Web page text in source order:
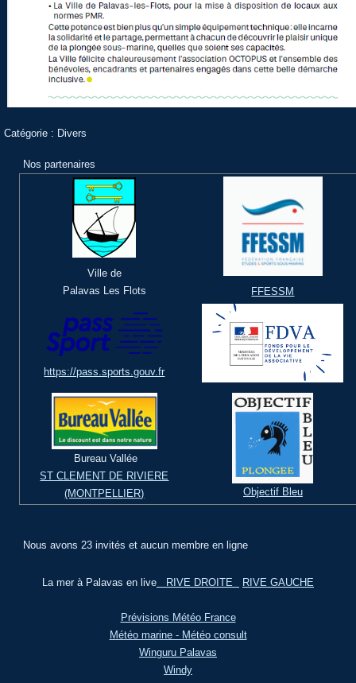
Catégorie : Divers
Nos partenaires
Ville de
Palavas Les Flots
FFESSM
https://pass.sports.gouv.fr
Bureau Vallée
ST CLEMENT DE RIVIERE
(MONTPELLIER)
Objectif Bleu
Nous avons 23 invités et aucun membre en ligne
La mer à Palavas en live RIVE DROITE RIVE GAUCHE
Prévisions Météo France
Météo marine - Météo consult
Winguru Palavas
Windy